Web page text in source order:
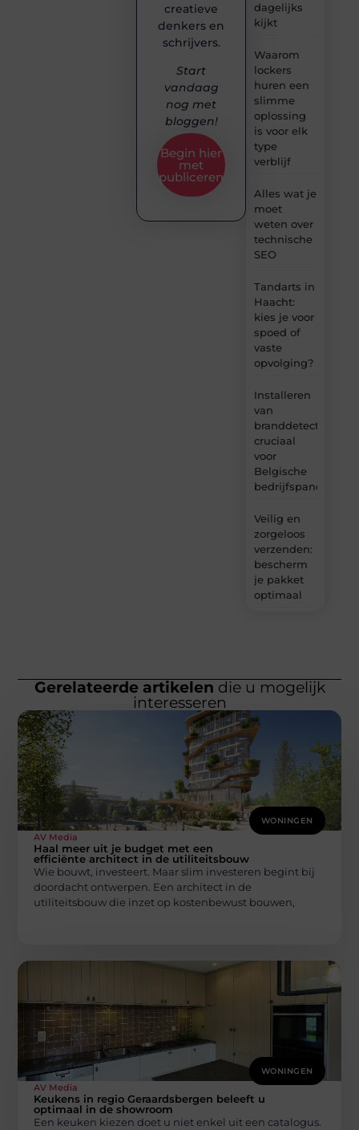
dagelijks
kijkt
Waarom
lockers
huren een
slimme
oplossing
is voor elk
type
verblijf
Alles wat je
moet
weten over
technische
SEO
Tandarts in
Haacht:
kies je voor
spoed of
vaste
opvolging?
Installeren
van
branddetectie:
cruciaal
voor
Belgische
bedrijfspanden
Veilig en
zorgeloos
verzenden:
bescherm
je pakket
optimaal
creatieve
denkers en
schrijvers.
Start
vandaag
nog met
bloggen!
Begin hier
met
publiceren
Gerelateerde artikelen die u mogelijk
interesseren
WONINGEN
AV Media
Haal meer uit je budget met een
efficiënte architect in de utiliteitsbouw
Wie bouwt, investeert. Maar slim investeren begint bij
doordacht ontwerpen. Een architect in de
utiliteitsbouw die inzet op kostenbewust bouwen,
WONINGEN
AV Media
Keukens in regio Geraardsbergen beleeft u
optimaal in de showroom
Een keuken kiezen doet u niet enkel uit een catalogus.